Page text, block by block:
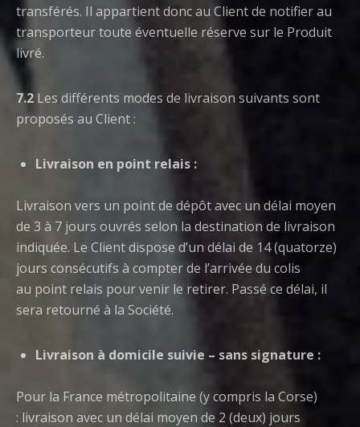
transférés. Il appartient donc au Client de notifier au
transporteur toute éventuelle réserve sur le Produit
livré.
7.2 Les différents modes de livraison suivants sont
proposés au Client :
Livraison en point relais :
Livraison vers un point de dépôt avec un délai moyen
de 3 à 7 jours ouvrés selon la destination de livraison
indiquée. Le Client dispose d’un délai de 14 (quatorze)
jours consécutifs à compter de l’arrivée du colis
au point relais pour venir le retirer. Passé ce délai, il
sera retourné à la Société.
Livraison à domicile suivie – sans signature :
Pour la France métropolitaine (y compris la Corse)
: livraison avec un délai moyen de 2 (deux) jours